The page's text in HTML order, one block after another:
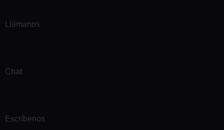
Llámanos
Chat
Escríbenos